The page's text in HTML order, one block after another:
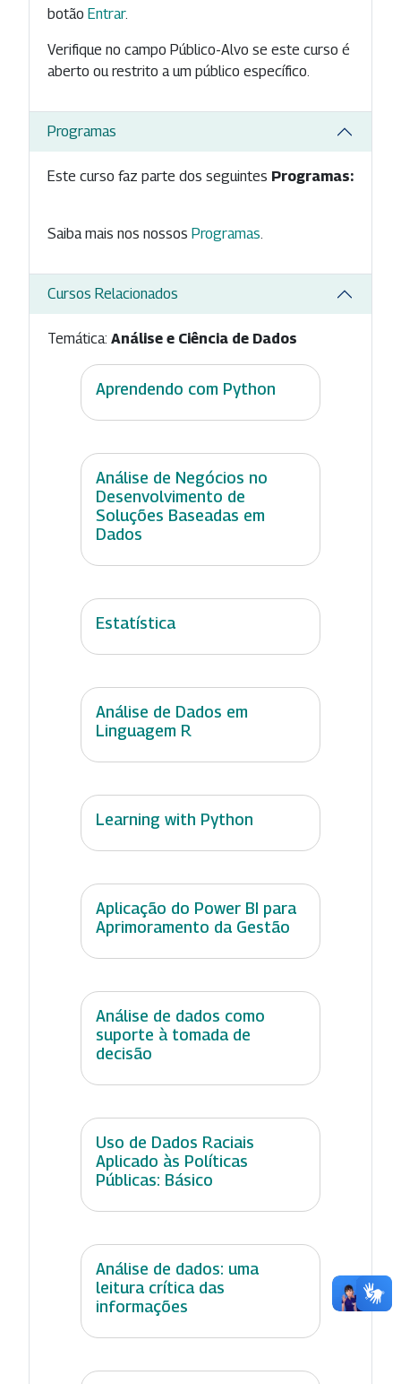
botão Entrar.
Verifique no campo Público-Alvo se este curso é
aberto ou restrito a um público específico.
Programas
Este curso faz parte dos seguintes Programas:
Saiba mais nos nossos Programas
Cursos Relacionados
Temática: Análise e Ciência de Dados
Aprendendo com Python
Análise de Negócios no
Desenvolvimento de
Soluções Baseadas em
Dados
Estatística
Análise de Dados em
Linguagem R
Learning with Python
Aplicação do Power BI para
Aprimoramento da Gestão
Análise de dados como
suporte à tomada de
decisão
Uso de Dados Raciais
Aplicado às Políticas
Públicas: Básico
Análise de dados: uma
leitura crítica das
informações